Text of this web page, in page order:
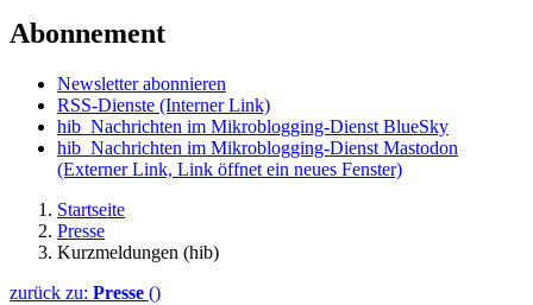
Abonnement
Newsletter abonnieren
RSS-Dienste (Interner Link)
hib_Nachrichten im Mikroblogging-Dienst BlueSky
hib_Nachrichten im Mikroblogging-Dienst Mastodon
(Externer Link, Link öffnet ein neues Fenster)
Startseite
Presse
Kurzmeldungen (hib)
zurück zu: Presse ()